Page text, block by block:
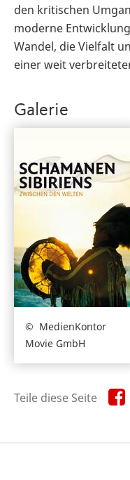
den kritischen
moderne
Wandel, die Vielfalt
einer weit
Galerie
MedienKontor
Movie GmbH
Teile diese Seite